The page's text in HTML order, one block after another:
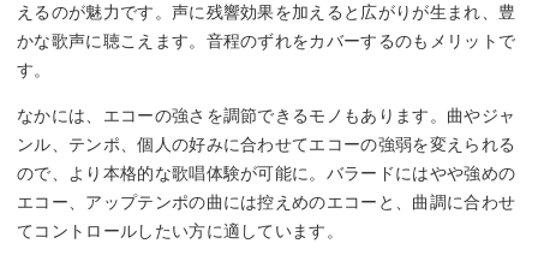
えるのが魅力です。声に残響効果を加えると広がりが生まれ、豊
かな歌声に聴こえます。音程のずれをカバーするのもメリットで
す。
なかには、エコーの強さを調節できるモノもあります。曲やジャ
ンル、テンポ、個人の好みに合わせてエコーの強弱を変えられる
ので、より本格的な歌唱体験が可能に。バラードにはやや強めの
エコー、アップテンポの曲には控えめのエコーと、曲調に合わせ
てコントロールしたい方に適しています。